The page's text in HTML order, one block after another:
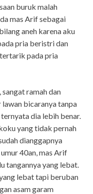
buruk malah
mas Arif sebagai
aneh karena aku
pria beristri dan
pada pria
ramah dan
lawan bicaranya tanpa
dia lebih benar.
yang tidak pernah
dianggapnya
40an, mas Arif
tangannya yang lebat.
lebat tapi beruban
asam garam